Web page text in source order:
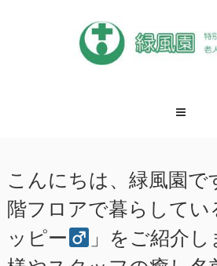
戸
市
特
養
こんにちは、緑風園で
階フロアで暮らしてい
ッピー
」をご紹介